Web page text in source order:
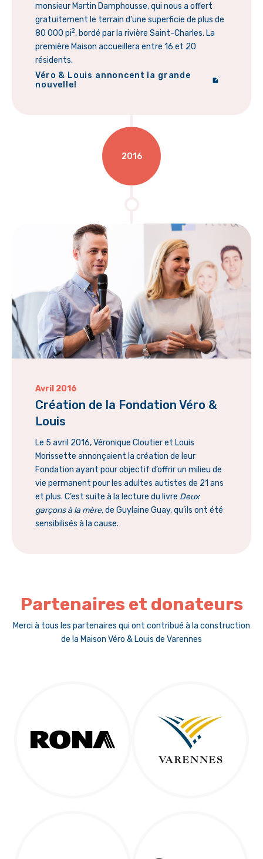
monsieur Martin Damphousse, qui nous a offert
gratuitement le terrain d’une superficie de plus de
80 000 pi2, bordé par la rivière Saint-Charles. La
première Maison accueillera entre 16 et 20
résidents.
Véro & Louis annoncent la grande
nouvelle!
2016
Avril 2016
Création de la Fondation Véro &
Louis
Le 5 avril 2016, Véronique Cloutier et Louis
Morissette annonçaient la création de leur
Fondation ayant pour objectif d’offrir un milieu de
vie permanent pour les adultes autistes de 21 ans
et plus. C’est suite à la lecture du livre Deux
garçons à la mère, de Guylaine Guay, qu’ils ont été
sensibilisés à la cause.
Partenaires et donateurs
Merci à tous les partenaires qui ont contribué à la construction
de la Maison Véro & Louis de Varennes